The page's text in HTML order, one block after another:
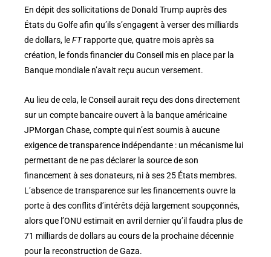
En dépit des sollicitations de Donald Trump auprès des
États du Golfe afin qu’ils s’engagent à verser des milliards
de dollars, leFTrapporte que, quatre mois après sa
création, le fonds financier du Conseil mis en place par la
Banque mondiale n’avait reçu aucun versement.
Au lieu de cela, le Conseil aurait reçu des dons directement
sur un compte bancaire ouvert à la banque américaine
JPMorgan Chase, compte qui n’est soumis à aucune
exigence de transparence indépendante : un mécanisme lui
permettant de ne pas déclarer la source de son
financement à ses donateurs, ni à ses 25 États membres.
L’absence de transparence sur les financements ouvre la
porte à des conflits d’intérêts déjà largement soupçonnés,
alors que l’ONU estimait en avril dernier qu’il faudra plus de
71 milliards de dollars au cours de la prochaine décennie
pour la reconstruction de Gaza.